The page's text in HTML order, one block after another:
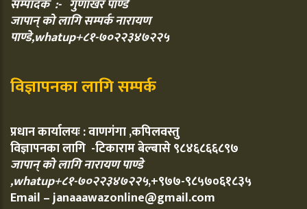
सम्पादक :- गुणाखर पाण्डे
जापान् को लागि सम्पर्क नारायण
पाण्डे,whatup+८१-७०२२३४७२२५
विज्ञापनका लागि सम्पर्क
प्रधान कार्यालयः : वाणगंगा ,कपिलवस्तु
विज्ञापनका लागि -टिकाराम बेल्बासे ९८४६८६६८९७
जापान् को लागि नारायण पाण्डे
,whatup+८१-७०२२३४७२२५,+९७७-९८५७०६१८३५
Email – janaaawazonline@gmail.com